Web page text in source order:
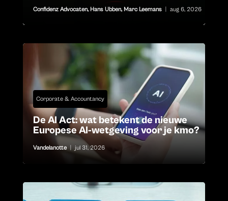
Confidenz Advocaten, Hans Ubben, Marc Leemans aug 6, 2026
Corporate & Accountancy
De AI Act: wat betekent de nieuwe
Europese AI-wetgeving voor je kmo?
Vandelanotte | jul 31, 2026